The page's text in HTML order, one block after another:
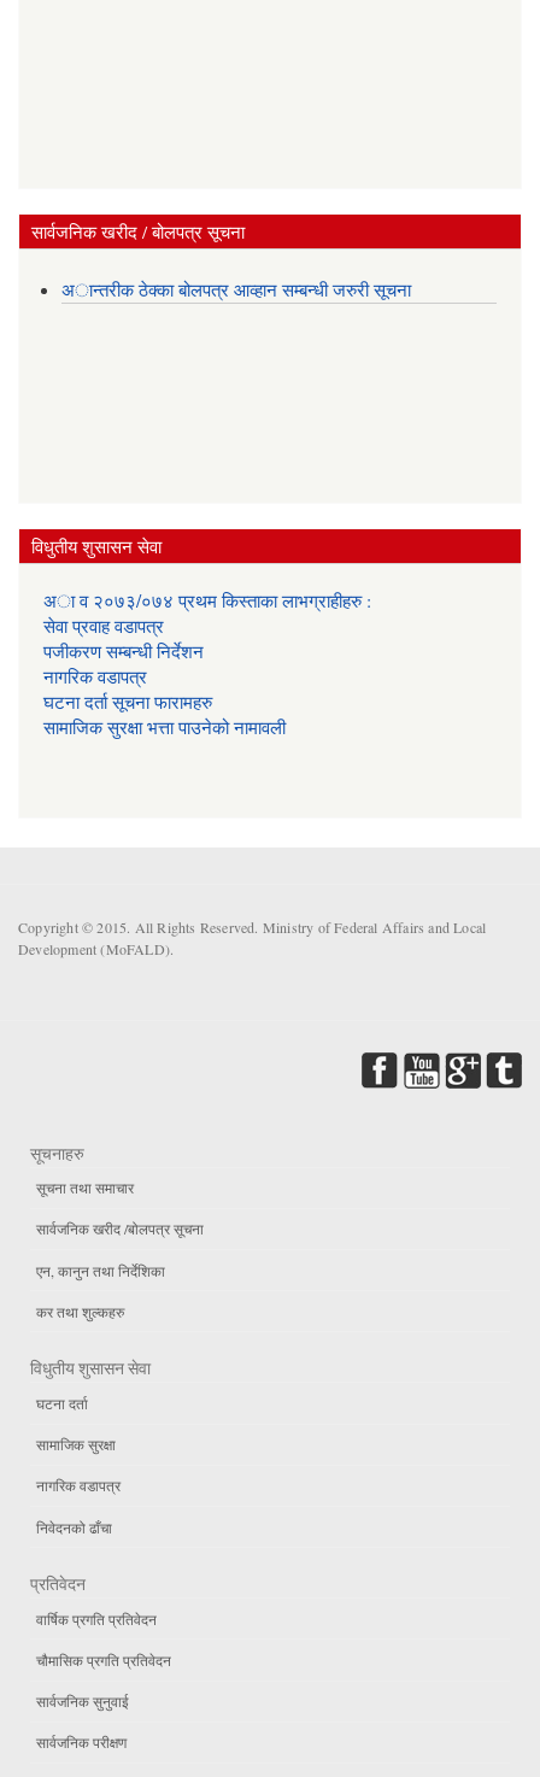
सार्वजनिक खरीद / बोलपत्र सूचना
अान्तरीक ठेक्का बोलपत्र आव्हान सम्बन्धी जरुरी सूचना
विधुतीय शुसासन सेवा
अा व २०७३/०७४ प्रथम किस्ताका लाभग्राहीहरु :
सेवा प्रवाह वडापत्र
प‌जीकरण सम्बन्धी निर्देशन
नागरिक वडापत्र
घटना दर्ता सूचना फारामहरु
सामाजिक सुरक्षा भत्ता पाउनेको नामावली
Copyright © 2015. All Rights Reserved. Ministry of Federal Affairs and Local
Development (MoFALD).
सूचनाहरु
सूचना तथा समाचार
सार्वजनिक खरीद /बोलपत्र सूचना
एन, कानुन तथा निर्देशिका
कर तथा शुल्कहरु
विधुतीय शुसासन सेवा
घटना दर्ता
सामाजिक सुरक्षा
नागरिक वडापत्र
निवेदनको ढाँचा
प्रतिवेदन
वार्षिक प्रगति प्रतिवेदन
चौमासिक प्रगति प्रतिवेदन
सार्वजनिक सुनुवाई
सार्वजनिक परीक्षण